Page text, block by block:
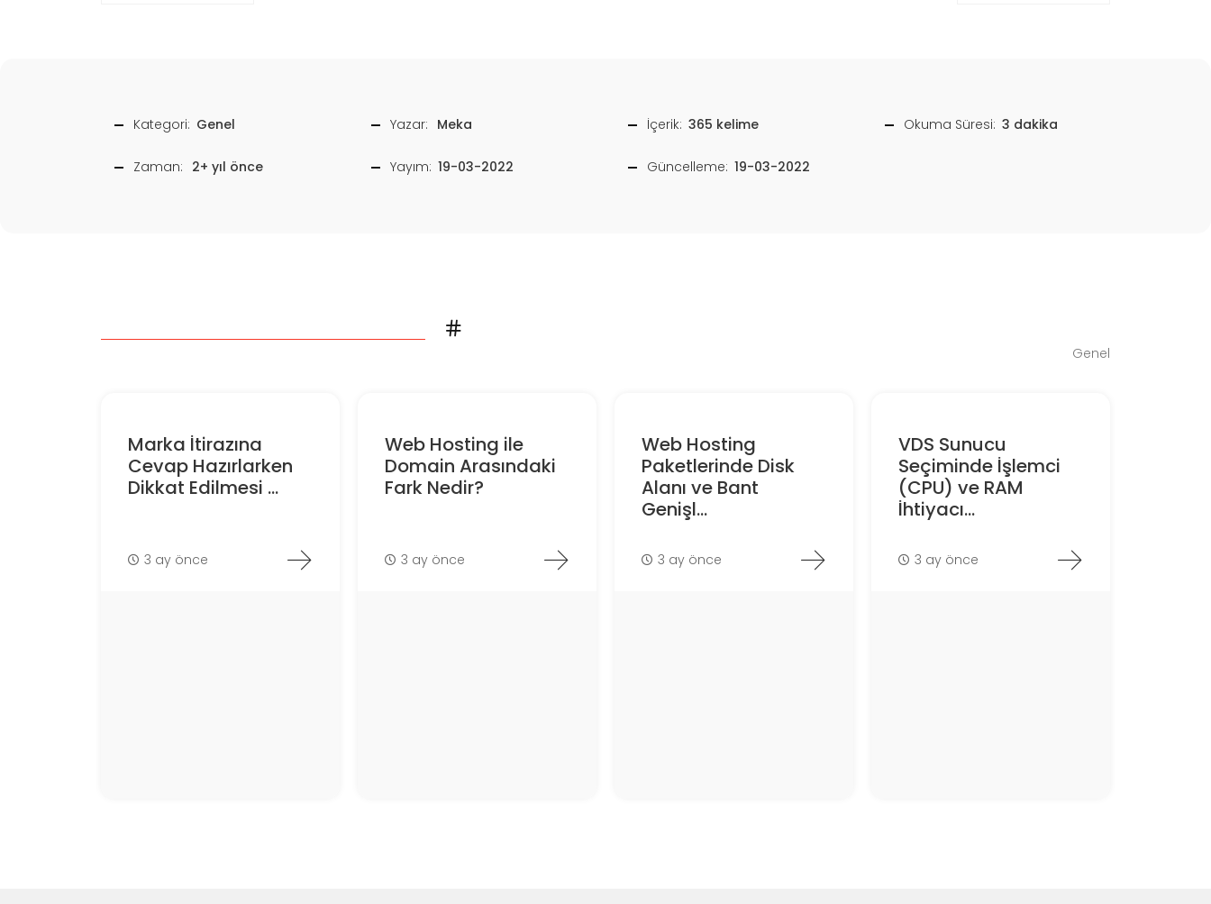
Kategori: Genel Yazar: Meka İçerik: 365 kelime Okuma Süresi: 3 dakika
Zaman: 2+ yıl önce Yayım: 19-03-2022 Güncelleme: 19-03-2022
Genel
Marka İtirazına
Cevap Hazırlarken
Dikkat Edilmesi ...
3 ay önce
Web Hosting ile
Domain Arasındaki
Fark Nedir?
3 ay önce
Web Hosting
Paketlerinde Disk
Alanı ve Bant
Genişl...
3 ay önce
VDS Sunucu
Seçiminde İşlemci
(CPU) ve RAM
İhtiyacı...
3 ay önce